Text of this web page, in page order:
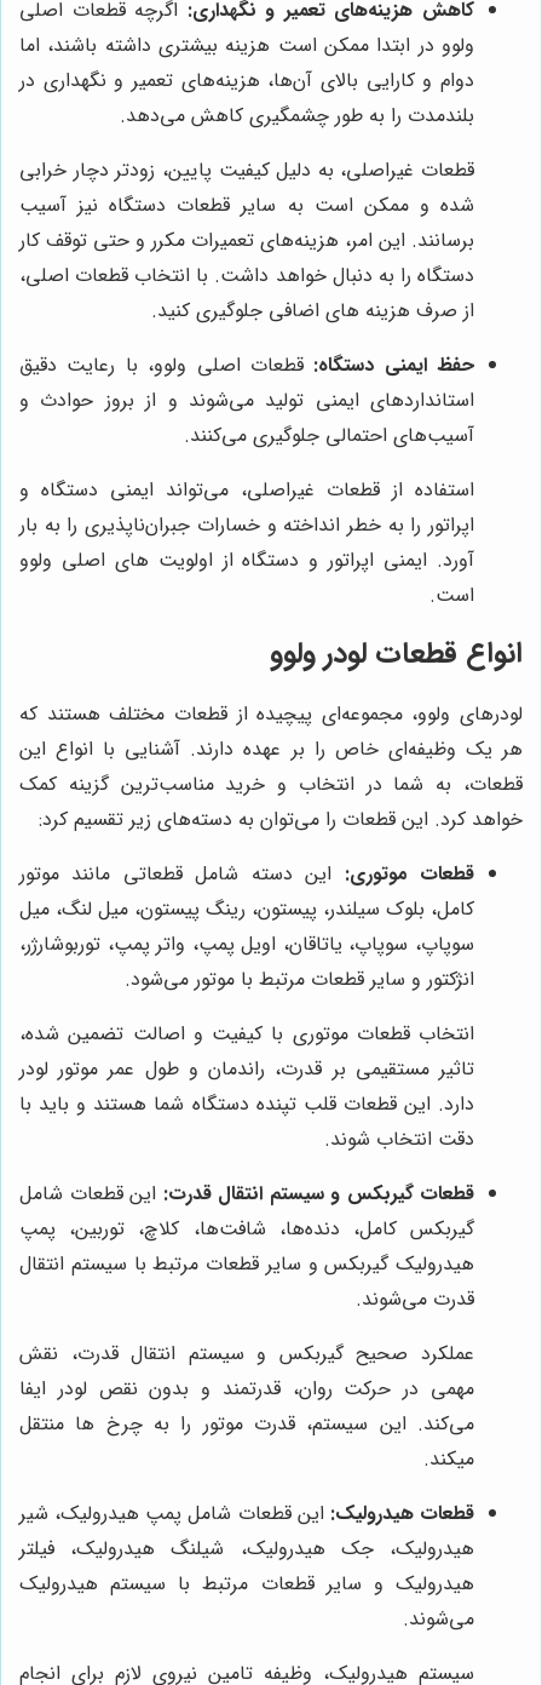
کاهش هزینه‌های تعمیر و نگهداری: اگرچه قطعات اصلی
ولوو در ابتدا ممکن است هزینه بیشتری داشته باشند، اما
دوام و کارایی بالای آن‌ها، هزینه‌های تعمیر و نگهداری در
بلندمدت را به طور چشمگیری کاهش می‌دهد.
قطعات غیراصلی، به دلیل کیفیت پایین، زودتر دچار خرابی
شده و ممکن است به سایر قطعات دستگاه نیز آسیب
برسانند. این امر، هزینه‌های تعمیرات مکرر و حتی توقف کار
دستگاه را به دنبال خواهد داشت. با انتخاب قطعات اصلی،
از صرف هزینه های اضافی جلوگیری کنید.
حفظ ایمنی دستگاه: قطعات اصلی ولوو، با رعایت دقیق
استانداردهای ایمنی تولید می‌شوند و از بروز حوادث و
آسیب‌های احتمالی جلوگیری می‌کنند.
استفاده از قطعات غیراصلی، می‌تواند ایمنی دستگاه و
اپراتور را به خطر انداخته و خسارات جبران‌ناپذیری را به بار
آورد. ایمنی اپراتور و دستگاه از اولویت های اصلی ولوو
است.
انواع قطعات لودر ولوو
لودرهای ولوو، مجموعه‌ای پیچیده از قطعات مختلف هستند که
هر یک وظیفه‌ای خاص را بر عهده دارند. آشنایی با انواع این
قطعات، به شما در انتخاب و خرید مناسب‌ترین گزینه کمک
خواهد کرد. این قطعات را می‌توان به دسته‌های زیر تقسیم کرد:
قطعات موتوری: این دسته شامل قطعاتی مانند موتور
کامل، بلوک سیلندر، پیستون، رینگ پیستون، میل لنگ، میل
سوپاپ، سوپاپ، یاتاقان، اویل پمپ، واتر پمپ، توربوشارژر،
انژکتور و سایر قطعات مرتبط با موتور می‌شود.
انتخاب قطعات موتوری با کیفیت و اصالت تضمین شده،
تاثیر مستقیمی بر قدرت، راندمان و طول عمر موتور لودر
دارد. این قطعات قلب تپنده دستگاه شما هستند و باید با
دقت انتخاب شوند.
قطعات گیربکس و سیستم انتقال قدرت: این قطعات شامل
گیربکس کامل، دنده‌ها، شافت‌ها، کلاچ، توربین، پمپ
هیدرولیک گیربکس و سایر قطعات مرتبط با سیستم انتقال
قدرت می‌شوند.
عملکرد صحیح گیربکس و سیستم انتقال قدرت، نقش
مهمی در حرکت روان، قدرتمند و بدون نقص لودر ایفا
می‌کند. این سیستم، قدرت موتور را به چرخ ها منتقل
میکند.
قطعات هیدرولیک: این قطعات شامل پمپ هیدرولیک، شیر
هیدرولیک، جک هیدرولیک، شیلنگ هیدرولیک، فیلتر
هیدرولیک و سایر قطعات مرتبط با سیستم هیدرولیک
می‌شوند.
سیستم هیدرولیک، وظیفه تامین نیروی لازم برای انجام